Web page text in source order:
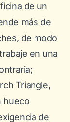
de un
más de
de modo
en una
Triangle,
hueco
de